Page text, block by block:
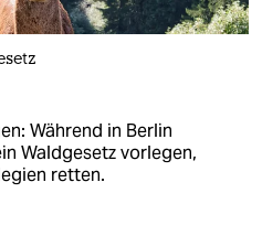
Während in Berlin
Waldgesetz vorlegen,
retten.